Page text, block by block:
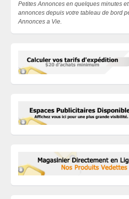
Petites Annonces en quelques minutes
annonces depuis votre tableau de bord
Annonces a Vie.